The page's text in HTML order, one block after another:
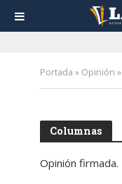
Portada » Opinión »
Columnas
Opinión firmada.